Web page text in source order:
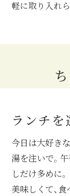
軽に取り入れら
ランチ
今日は大好き
湯を注いで。
しだけ多めに。
美味しくて、